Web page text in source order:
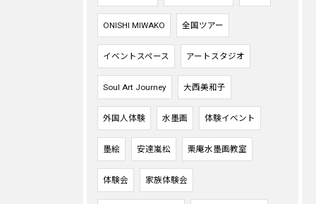
ONISHI MIWAKO 全国ツアー
イベントスペース アートスタジオ
Soul Art Journey 大西美和子
外国人体験 水墨画 体験イベント
墨絵 安達嵐松 栗庵水墨画教室
体験会 家族体験会